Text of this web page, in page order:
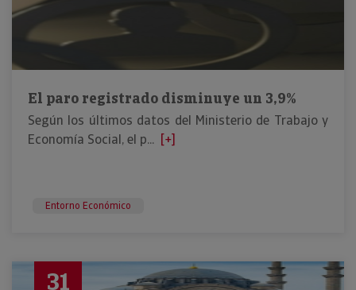
El paro registrado disminuye un 3,9%
Según los últimos datos del Ministerio de Trabajo y
Economía Social, el p... [+]
Entorno Económico
31